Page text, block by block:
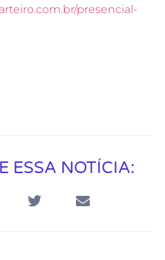
presencial-
ESSA NOTÍCIA: